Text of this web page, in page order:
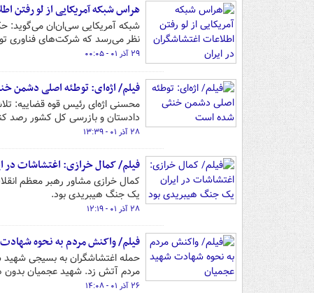
هراس شبکه آمریکایی از لو رفتن
شبکه آمریکایی سی‌ان‌ان می‌گوید:
نظر می‌رسد که شرکت‌های فناوری
۲۹ آذر ۰۱ - ۰۰:۰۵
فیلم/ اژه‌ای: توطئه اصلی دشمن
محسنی اژه‌ای رئیس قوه قضاییه:
دادستان و بازرسی کل کشور رصد
۲۸ آذر ۰۱ - ۱۳:۳۹
فیلم/ کمال خرازی: اغتشاشات در
کمال خرازی مشاور رهبر معظم
یک جنگ هیبریدی بود.
۲۸ آذر ۰۱ - ۱۲:۱۹
فیلم/ واکنش مردم به نحوه
‌حمله اغتشاشگران به بسیجی شهید
مردم ‌آتش ‌زد. شهید عجمیان بدون
۲۶ آذر ۰۱ - ۱۴:۰۸